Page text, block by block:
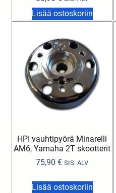
Lisää ostoskoriin
HPI vauhtipyörä Minarelli
AM6, Yamaha 2T skootterit
75,90€ SIS. ALV
Lisää ostoskoriin